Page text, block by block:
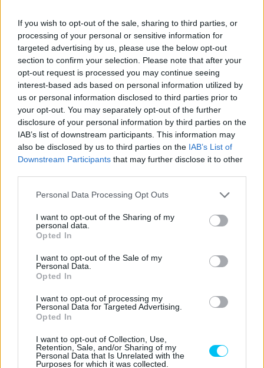
If you wish to opt-out of the sale, sharing to third parties, or
processing of your personal or sensitive information for
targeted advertising by us, please use the below opt-out
section to confirm your selection. Please note that after your
opt-out request is processed you may continue seeing
interest-based ads based on personal information utilized by
us or personal information disclosed to third parties prior to
your opt-out. You may separately opt-out of the further
disclosure of your personal information by third parties on the
IAB’s list of downstream participants. This information may
also be disclosed by us to third parties on the IAB’s List of
Downstream Participants that may further disclose it to other
Please note that this website/app uses one or more Google
not limited to your visit or usage behaviour. You may click to
grant or deny consent to Google and its third-party tags to
use your data for below specified purposes in below Google
consent section.
Personal Data Processing Opt Outs
I want to opt-out of the Sharing of my
personal data.
Opted In
I want to opt-out of the Sale of my
Personal Data.
Opted In
I want to opt-out of processing my
Personal Data for Targeted Advertising.
Opted In
I want to opt-out of Collection, Use,
Retention, Sale, and/or Sharing of my
Personal Data that Is Unrelated with the
Purposes for which it was collected.
CIMKÉK kiemelt KTM MotoGP
Előző cikk
Nincs tökéletes állapotban,
venni Di Giannantonio az
idénynyitón
Következő cikk